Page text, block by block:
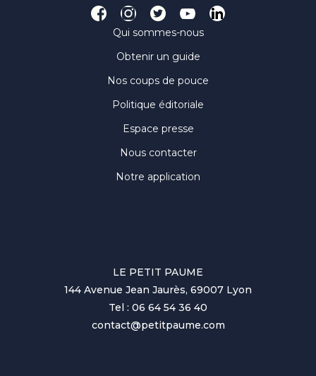
Qui sommes-nous
Obtenir un guide
Nos coups de pouce
Politique éditoriale
Espace presse
Nous contacter
Notre application
LE PETIT PAUME
144 Avenue Jean Jaurès, 69007 Lyon
Tel : 06 64 54 36 40
contact@petitpaume.com